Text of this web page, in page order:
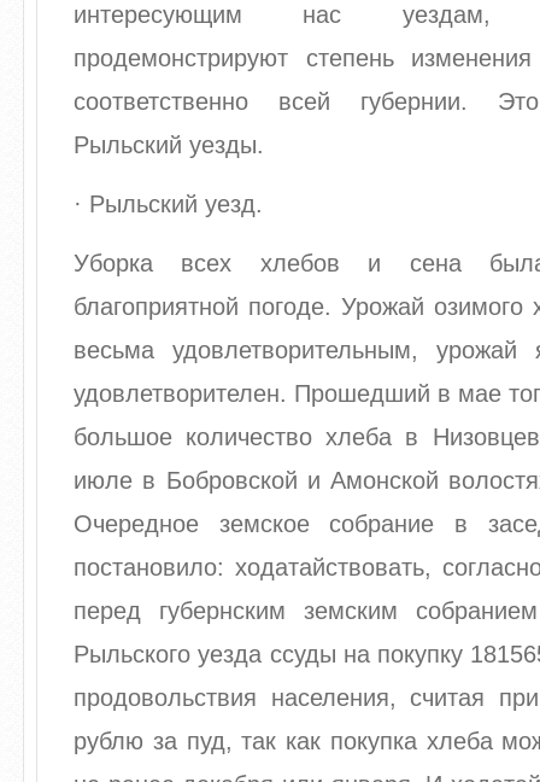
интересующим нас уездам,
продемонстрируют степень
соответственно всей губернии.
Рыльский уезды.
· Рыльский уезд.
Уборка всех хлебов и сена
благоприятной погоде. Урожай озимого
весьма удовлетворительным,
удовлетворителен. Прошедший в мае
большое количество хлеба в
июле в Бобровской и Амонской
Очередное земское собрание в
постановило: ходатайствовать,
перед губернским земским
Рыльского уезда ссуды на покупку
продовольствия населения, считая
рублю за пуд, так как покупка хлеба